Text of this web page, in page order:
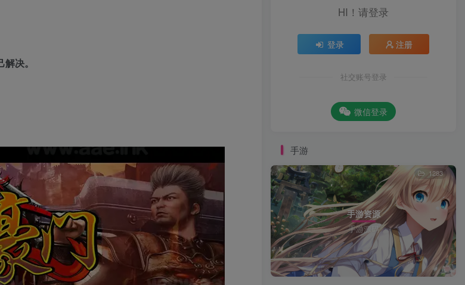
决。
HI！请登录
登录 注册
社交账号登录
微信登录
手游
手游资源
手游源码
1283